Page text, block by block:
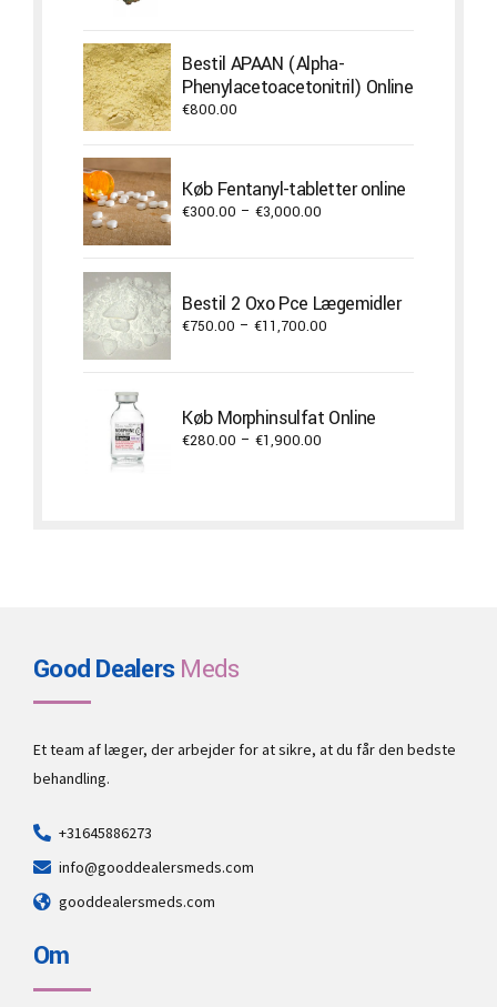
Bestil APAAN (Alpha-
Phenylacetoacetonitril) Online
€800.00
Køb Fentanyl-tabletter online
€300.00 – €3,000.00
€3,000.00
Bestil 2 Oxo Pce Lægemidler
€750.00 – €11,700.00
€11,700.00
Køb Morphinsulfat Online
€280.00 – €1,900.00
Good DealersMeds
Et team af læger, der arbejder for at sikre, at du får den bedste
behandling.
+31645886273
info@gooddealersmeds.com
gooddealersmeds.com
Om